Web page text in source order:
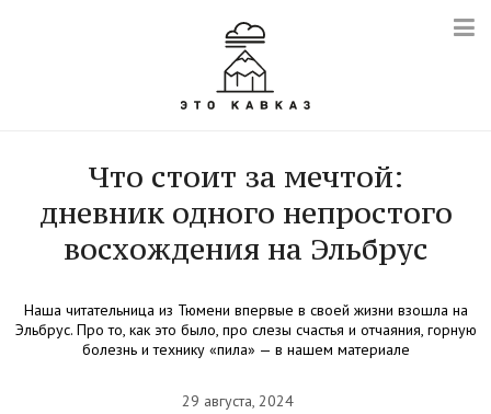
Что стоит за мечтой:
дневник одного непростого
восхождения на Эльбрус
Наша читательница из Тюмени впервые в своей жизни взошла на
Эльбрус. Про то, как это было, про слезы счастья и отчаяния, горную
болезнь и технику «пила» — в нашем материале
29 августа, 2024